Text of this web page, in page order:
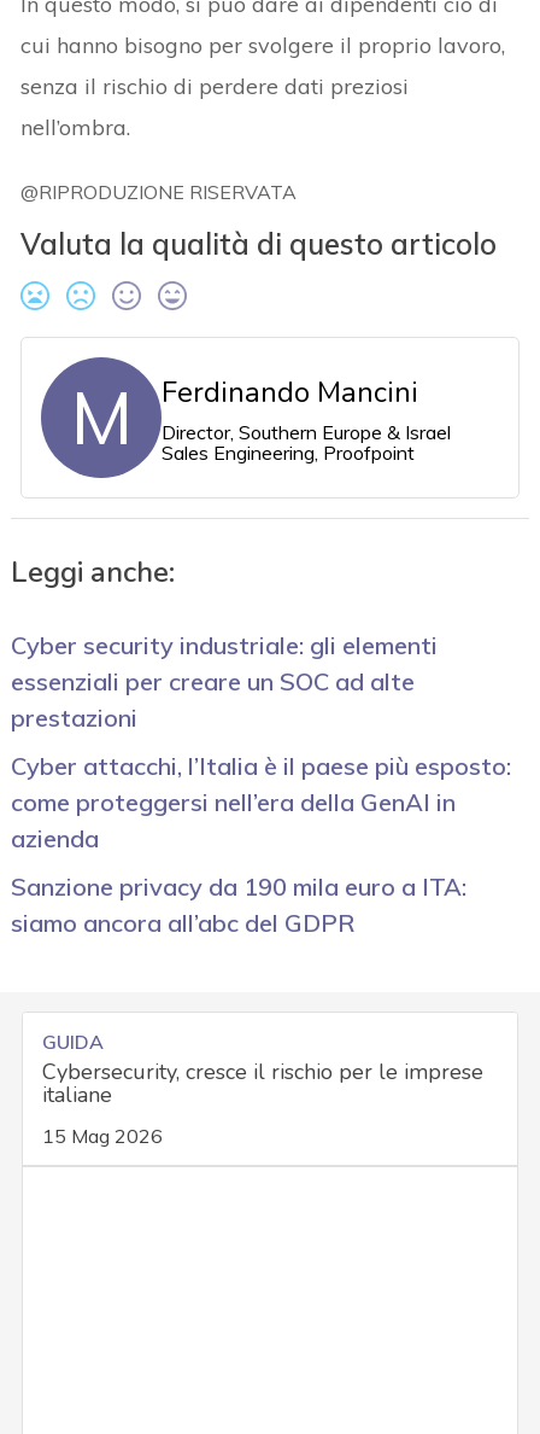
cui hanno bisogno per svolgere il proprio lavoro,
senza il rischio di perdere dati preziosi
nell’ombra.
@RIPRODUZIONE RISERVATA
Valuta la qualità di questo articolo
M Ferdinando Mancini
Director, Southern Europe & Israel
Sales Engineering, Proofpoint
Leggi anche:
Cyber security industriale: gli elementi
essenziali per creare un SOC ad alte
prestazioni
Cyber attacchi, l’Italia è il paese più esposto:
come proteggersi nell’era della GenAI in
azienda
Sanzione privacy da 190 mila euro a ITA:
siamo ancora all’abc del GDPR
GUIDA
Cybersecurity, cresce il rischio per le imprese
italiane
15 Mag 2026